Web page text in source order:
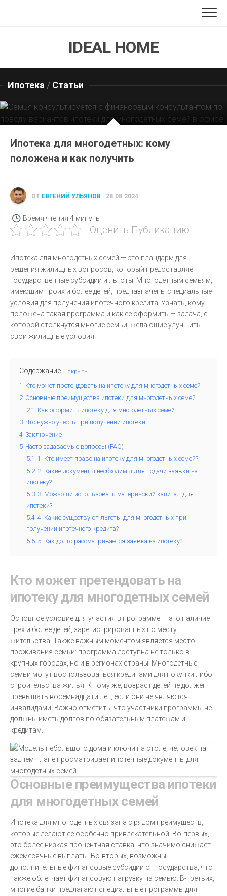
IDEAL HOME
Ипотека / Статьи
Ипотека для многодетных: кому
положена и как получить
ОТ ЕВГЕНИЙ УЛЬЯНОВ · 28.08.2024
Время чтения 4 минуты
Оценить Публикацию
Ипотека для многодетных семей — это плацдарм для
решения жилищных вопросов, который предоставляет
государственные субсидии и льготы. Многодетным семьям,
имеющим троих и более детей, предназначены специальные
условия для получения ипотечного кредита. Узнать, кому
положена такая программа и как ее оформить — задача, с
которой столкнутся многие семьи, желающие улучшить
свои жилищные условия.
Содержание скрыть
1 Кто может претендовать на ипотеку для многодетных семей
2 Основные преимущества ипотеки для многодетных семей
2.1 Как оформить ипотеку для многодетных семей
3 Что нужно учесть при получении ипотеки
4 Заключение
5 Часто задаваемые вопросы (FAQ)
5.1 1. Кто имеет право на ипотеку для многодетных семей?
5.2 2. Какие документы необходимы для подачи заявки на
ипотеку?
5.3 3. Можно ли использовать материнский капитал для
ипотеки?
5.4 4. Какие существуют льготы для многодетных при
получении ипотечного кредита?
5.5 5. Как долго рассматривается заявка на ипотеку?
Кто может претендовать на
ипотеку для многодетных семей
Основное условие для участия в программе — это наличие
трех и более детей, зарегистрированных по месту
жительства. Также важным моментом является место
проживания семьи: программа доступна не только в
крупных городах, но и в регионах страны. Многодетные
семьи могут воспользоваться кредитами для покупки либо
строительства жилья. К тому же, возраст детей не должен
превышать восемнадцати лет, если они не являются
инвалидами. Важно отметить, что участники программы не
должны иметь долгов по обязательным платежам и
кредитам.
Основные преимущества ипотеки
для многодетных семей
Ипотека для многодетных связана с рядом преимуществ,
которые делают ее особенно привлекательной. Во-первых,
это более низкая процентная ставка, что значимо снижает
ежемесячные выплаты. Во-вторых, возможны
дополнительные финансовые субсидии от государства, что
также облегчает финансовую нагрузку на семью. В-третьих,
многие банки предлагают специальные программы для